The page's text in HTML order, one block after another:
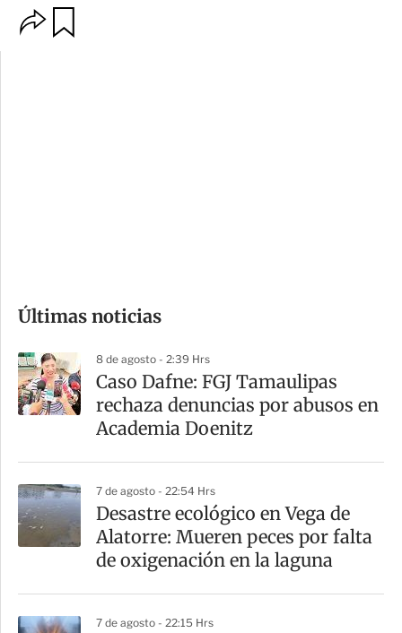
m
a
r
t
Últimas noticias
8 de agosto - 2:39 Hrs
Caso Dafne: FGJ Tamaulipas
rechaza denuncias por abusos en
Academia Doenitz
7 de agosto - 22:54 Hrs
Desastre ecológico en Vega de
Alatorre: Mueren peces por falta
de oxigenación en la laguna
7 de agosto - 22:15 Hrs